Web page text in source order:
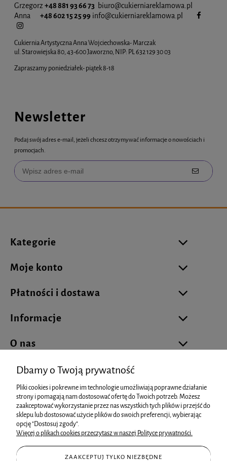
Grzegorz +48 881 93 66 73 biuro@cukierniareklamowa.pl
Anna
+48 602 15 25 99 info@cukierniareklamowa.pl
Cukiernia Artystyczna Anna Wojciechowska- Marczak
ul. Starowiejska 80, 43-600 Jaworzno, NIP: PL 632 129 30 03
Zapraszamy poniedziałek- piątek 8-18
Newsletter
Podaj swój adres e-mail, jeżeli chcesz otrzymywać informacje o nowościach i
promocjach.
Kategorie
Moje konto
Płatności i dostawa
Informacje
O nas
biuro@cukierniareklamowa.pl
info@cukierniareklamowa.pl
Dbamy o Twoją prywatność
Pliki cookies i pokrewne im technologie umożliwiają poprawne działanie
strony i pomagają nam dostosować ofertę do Twoich potrzeb. Możesz
zaakceptować wykorzystanie przez nas wszystkich tych plików i przejść do
sklepu lub dostosować użycie plików do swoich preferencji, wybierając
opcję "Dostosuj zgody".
Więcej o plikach cookies przeczytasz w naszej Polityce prywatności.
ZAAKCEPTUJ TYLKO NIEZBĘDNE